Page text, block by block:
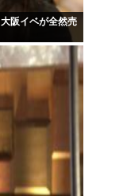
阪イベが全然売